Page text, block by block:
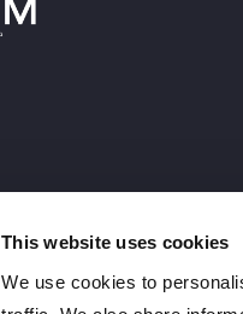
This website uses cookies
We use cookies to